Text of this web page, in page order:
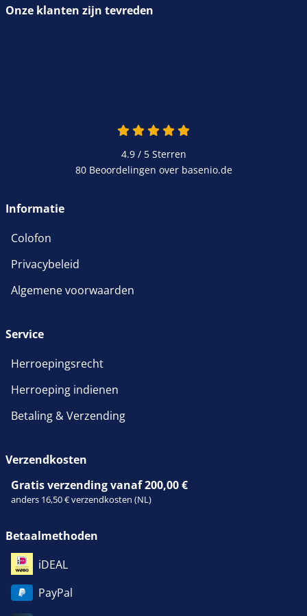
Onze klanten zijn tevreden
4.9 van 5
4.9 / 5Sterren
80 Beoordelingen over basenio.de
Informatie
Colofon
Privacybeleid
Algemene voorwaarden
Service
Herroepingsrecht
Herroeping indienen
Betaling & Verzending
Verzendkosten
Gratis verzending vanaf 200,00 €
anders 16,50 € verzendkosten (NL)
Betaalmethoden
iDEAL
PayPal